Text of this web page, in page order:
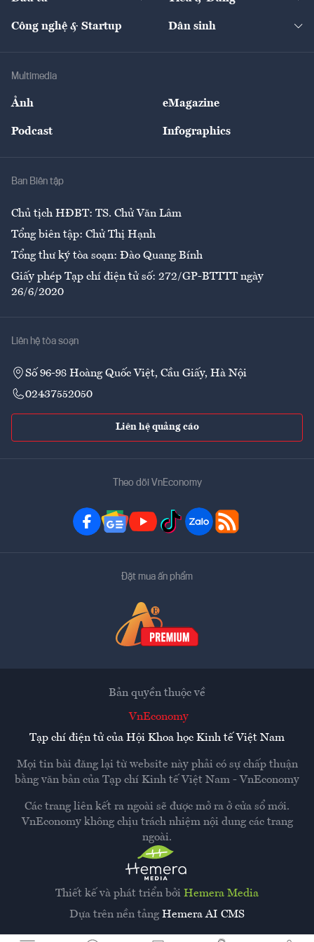
Tư vấn
Thị trường
Nông sản
Giải trí
Công nghệ & Startup Dân sinh
Multimedia
Ảnh eMagazine
Podcast Infographics
Ban Biên tập
Chủ tịch HĐBT: TS. Chử Văn Lâm
Tổng biên tập: Chử Thị Hạnh
Tổng thư ký tòa soạn: Đào Quang Bính
Giấy phép Tạp chí điện tử số: 272/GP-BTTTT ngày
26/6/2020
Liên hệ tòa soạn
Số 96-98 Hoàng Quốc Việt, Cầu Giấy, Hà Nội
02437552050
Liên hệ quảng cáo
Theo dõi VnEconomy
Đặt mua ấn phẩm
Thiết kế và phát triển bởi Hemera Media
Dựa trên nền tảng Hemera AI CMS
Bản quyền thuộc về
VnEconomy
Tạp chí điện tử của Hội Khoa học Kinh tế Việt Nam
Mọi tin bài đăng lại từ website này phải có sự chấp thuận
bằng văn bản của Tạp chí Kinh tế Việt Nam - VnEconomy
Các trang liên kết ra ngoài sẽ được mở ra ở cửa sổ mới.
VnEconomy không chịu trách nhiệm nội dung các trang
ngoài.